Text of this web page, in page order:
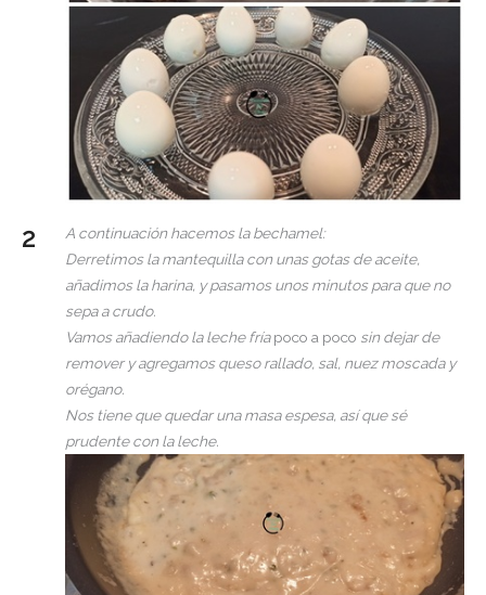
A continuación hacemos la bechamel:
Derretimos la mantequilla con unas gotas de aceite,
añadimos la harina, y pasamos unos minutos para que no
sepa a crudo.
Vamos añadiendo la leche fríapoco a poco sin dejar de
remover y agregamos queso rallado, sal, nuez moscada y
orégano.
Nos tiene que quedar una masa espesa, así que sé
prudente con la leche.